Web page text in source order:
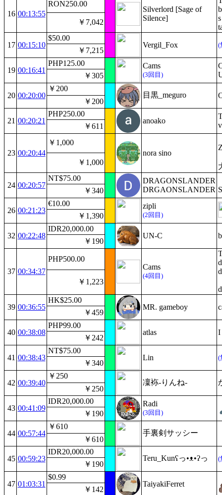
16 00:13:55
RON250.00
Silverlord [Sage of
Silence]
￥7,042
17 00:15:10
$50.00
Vergil_Fox
(
￥7,215
19 00:16:41
PHP125.00 Cams
(3回目)
￥305
20 00:20:00
￥200
目黒_meguro
￥200
21 00:20:21
PHP250.00
anoako
￥611
23 00:20:44
￥1,000
nora sino
￥1,000
24 00:20:57
NT$75.00
DRAGONSLANDER
DRGAONSLANDER
￥340
26 00:21:23
€10.00 zipli
(2回目)
￥1,390
32 00:22:48
IDR20,000.00
UN-C
￥190
37 00:34:37
PHP500.00
Cams
(4回目)
￥1,223
39 00:36:55
HK$25.00
MR. gameboy
￥459
40 00:38:08
PHP99.00
atlas
I
￥242
41 00:38:43
NT$75.00
Lin
(
￥340
42 00:39:40
￥250
凜袮-りんね-
￥250
43 00:41:09
IDR20,000.00 Radi
(3回目)
￥190
44 00:57:44
￥610
手裏剣サッシー
￥610
45 00:59:23
IDR20,000.00
Teru_Kunʕっ•ᴥ•ʔっ (
￥190
47 01:03:31
$0.99
TaiyakiFerret
￥142